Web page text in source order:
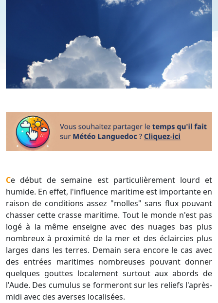
Ce début de semaine est particulièrement lourd et
humide. En effet, l'influence maritime est importante en
raison de conditions assez "molles" sans flux pouvant
chasser cette crasse maritime. Tout le monde n'est pas
logé à la même enseigne avec des nuages bas plus
nombreux à proximité de la mer et des éclaircies plus
larges dans les terres. Demain sera encore le cas avec
des entrées maritimes nombreuses pouvant donner
quelques gouttes localement surtout aux abords de
l'Aude. Des cumulus se formeront sur les reliefs l'après-
midi avec des averses localisées.